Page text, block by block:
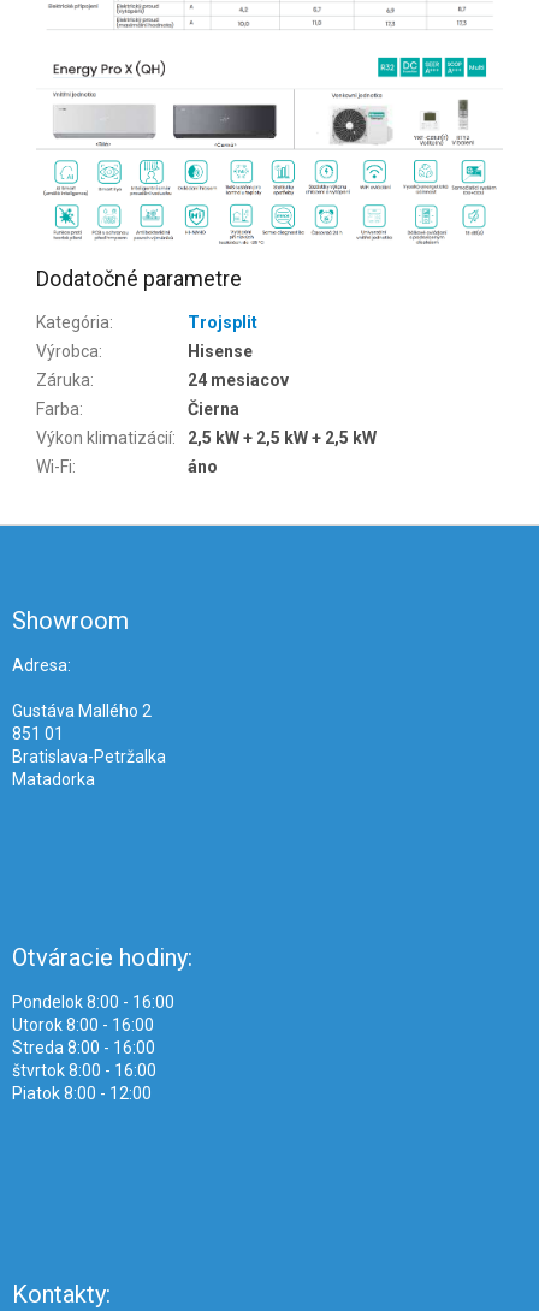
Dodatočné parametre
Kategória:
Trojsplit
Výrobca:
Hisense
Záruka:
24 mesiacov
Farba:
Čierna
Výkon klimatizácií:
2,5 kW + 2,5 kW + 2,5 kW
Wi-Fi: áno
Showroom
Adresa:
Gustáva Mallého 2
851 01
Bratislava-Petržalka
Matadorka
Otváracie hodiny:
Pondelok 8:00 - 16:00
Utorok 8:00 - 16:00
Streda 8:00 - 16:00
štvrtok 8:00 - 16:00
Piatok 8:00 - 12:00
Kontakty: